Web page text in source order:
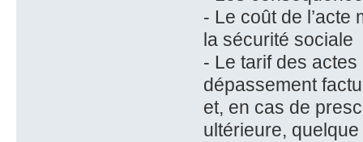
- Le coût de
la sécurité sociale
- Le tarif des
dépassement
et, en cas de
ultérieure,